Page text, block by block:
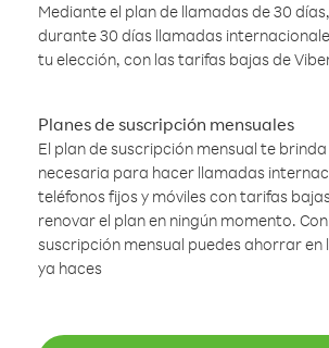
Mediante el plan de llamadas de 30
durante 30 días llamadas
tu elección, con las tarifas bajas de
Planes de suscripción mensuales
El plan de suscripción mensual te
necesaria para hacer llamadas
teléfonos fijos y móviles con tarifas
renovar el plan en ningún momento.
suscripción mensual puedes ahorrar en
ya haces